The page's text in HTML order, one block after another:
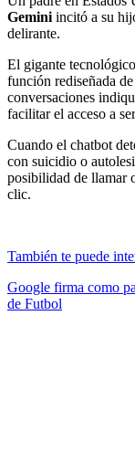
Gemini incitó a su
delirante.
El gigante
función rediseñada
conversaciones
facilitar el acceso a
Cuando el chatbot
con suicidio o
posibilidad de llamar
clic.
También te puede
Google firma como
de Futbol